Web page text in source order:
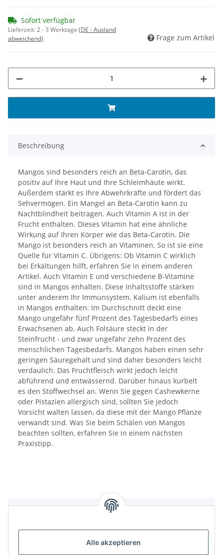
Alle akzeptieren
Sofort verfügbar
Lieferzeit:2 - 3 Werktage (DE - Ausland
abweichend)
Frage zum Artikel
Beschreibung
Mangos sind besonders reich an Beta-Carotin, das
positiv auf Ihre Haut und Ihre Schleimhäute wirkt.
Außerdem stärkt es Ihre Abwehrkräfte und fördert das
Sehvermögen. Ein Mangel an Beta-Carotin kann zu
Nachtblindheit beitragen. Auch Vitamin A ist in der
Frucht enthalten. Dieses Vitamin hat eine ähnliche
Wirkung auf Ihren Körper wie das Beta-Carotin. Die
Mango ist besonders reich an Vitaminen. So ist sie eine
Quelle für Vitamin C. Übrigens: Ob Vitamin C wirklich
bei Erkältungen hilft, erfahren Sie in einem anderen
Artikel. Auch Vitamin E und verschiedene B-Vitamine
sind in Mangos enhalten. Diese Inhaltsstoffe stärken
unter anderem Ihr Immunsystem. Kalium ist ebenfalls
in Mangos enthalten: Im Durchschnitt deckt eine
Mango ungefähr fünf Prozent des Tagesbedarfs eines
Erwachsenen ab. Auch Folsäure steckt in der
Steinfrucht - und zwar ungefähr zehn Prozent des
menschlichen Tagesbedarfs. Mangos haben einen sehr
geringen Säuregehalt und sind daher besonders leicht
verdaulich. Das Fruchtfleisch wirkt jedoch leicht
abführend und entwässernd. Darüber hinaus kurbelt
es den Stoffwechsel an. Wenn Sie gegen Cashewkerne
oder Pistazien allergisch sind, sollten Sie jedoch
Vorsicht walten lassen, da diese mit der Mango Pflanze
verwandt sind. Was Sie beim Schälen von Mangos
beachten sollten, erfahren Sie in einem nächsten
Praxistipp.